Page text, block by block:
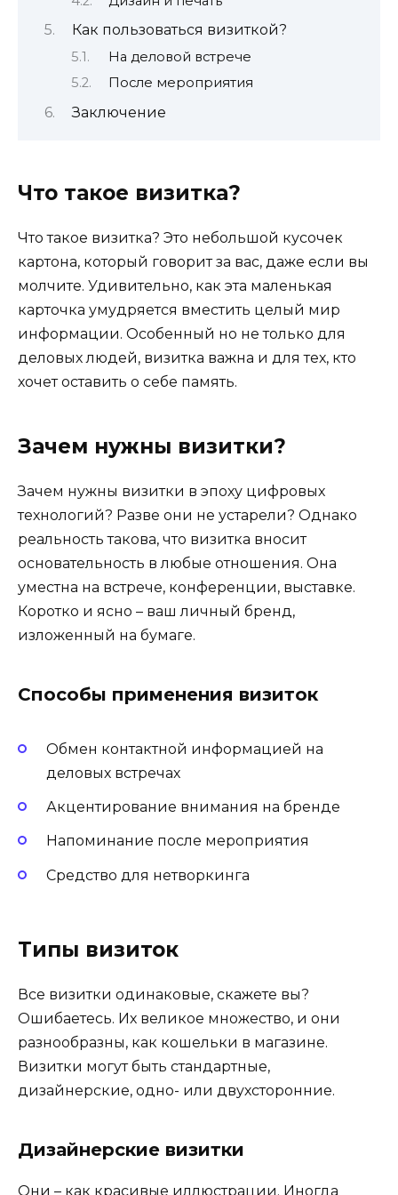
Как пользоваться визиткой?
На деловой встрече
После мероприятия
Заключение
Что такое визитка?
Что такое визитка? Это небольшой кусочек
картона, который говорит за вас, даже если вы
молчите. Удивительно, как эта маленькая
карточка умудряется вместить целый мир
информации. Особенный но не только для
деловых людей, визитка важна и для тех, кто
хочет оставить о себе память.
Зачем нужны визитки?
Зачем нужны визитки в эпоху цифровых
технологий? Разве они не устарели? Однако
реальность такова, что визитка вносит
основательность в любые отношения. Она
уместна на встрече, конференции, выставке.
Коротко и ясно – ваш личный бренд,
изложенный на бумаге.
Способы применения визиток
Обмен контактной информацией на
деловых встречах
Акцентирование внимания на бренде
Напоминание после мероприятия
Средство для нетворкинга
Типы визиток
Все визитки одинаковые, скажете вы?
Ошибаетесь. Их великое множество, и они
разнообразны, как кошельки в магазине.
Визитки могут быть стандартные,
дизайнерские, одно- или двухсторонние.
Дизайнерские визитки
Они – как красивые иллюстрации. Иногда